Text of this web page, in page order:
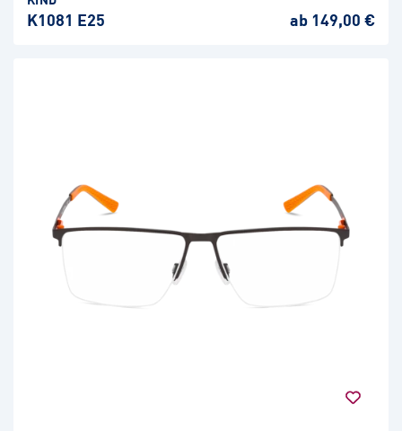
K1081 E25 ab 149,00 €